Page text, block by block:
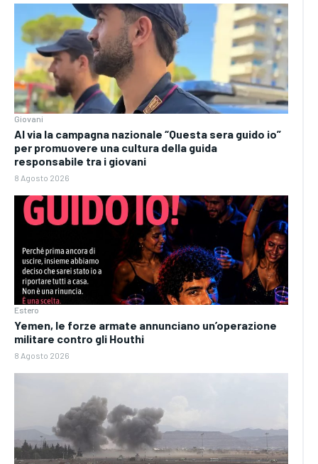
Giovani
Al via la campagna nazionale “Questa sera guido io”
per promuovere una cultura della guida
responsabile tra i giovani
8 Agosto 2026
Estero
Yemen, le forze armate annunciano un’operazione
militare contro gli Houthi
8 Agosto 2026